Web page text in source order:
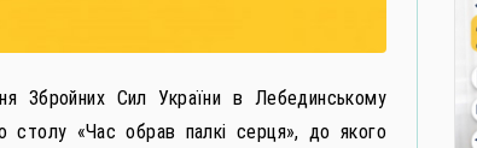
Збройних Сил України в Лебединському
столу «Час обрав палкі серця», до якого